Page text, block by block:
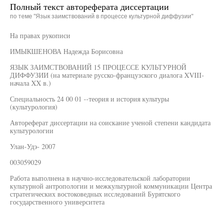
Полный текст автореферата диссертации
по теме "Язык заимствований в процессе культурной диффузии"
На правах рукописи
ИМЫКШЕНОВА Надежда Борисовна
ЯЗЫК ЗАИМСТВОВАНИЙ 15 ПРОЦЕССЕ КУЛЬТУРНОЙ
ДИФФУЗИИ (на материале русско-французского диалога XVIII-
начала XX в.)
Специальность 24 00 01 --теория и история культуры
(культурология)
Автореферат диссертации на соискание ученой степени кандидата
культурологии
Улан-Удэ- 2007
003059029
Работа выполнена в научно-исследовательской лаборатории
культурной антропологии и межкультурной коммуникации Центра
стратегических востоковедных исследований Бурятского
государственного университета